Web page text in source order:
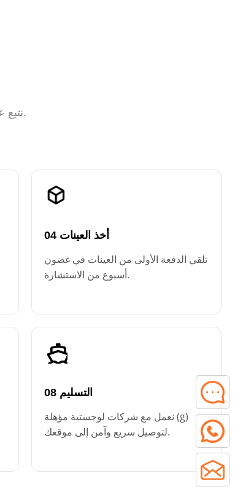
نتبع عملية تصنيع دقيقة لضمان الإنتاج المتناسق والفعال لعلب الهدايا المخصصة عالية الجودة.
04 أخذ العينات
تلقي الدفعة الأولى من العينات في غضون
أسبوع من الاستشارة.
08 التسليم
نعمل مع شركات لوجستية مؤهلة (g)
لتوصيل سريع وآمن إلى موقعك.